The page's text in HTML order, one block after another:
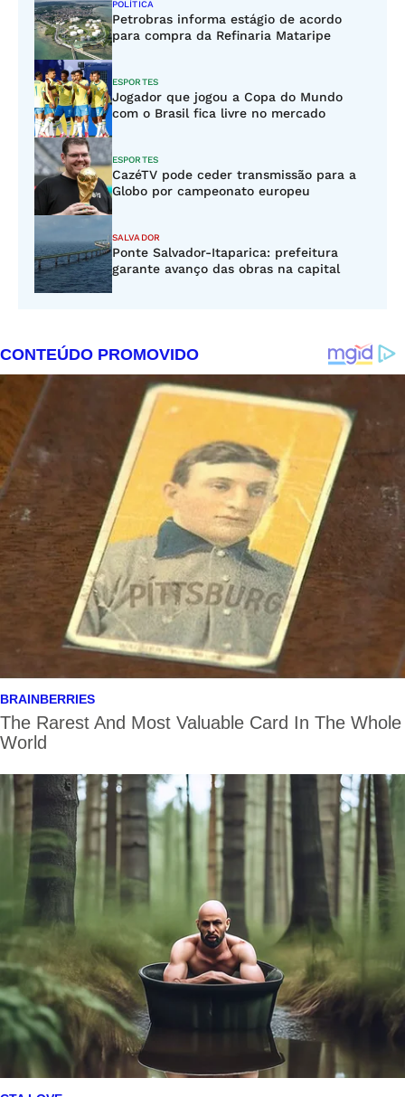
POLÍTICA
Petrobras informa estágio de acordo
para compra da Refinaria Mataripe
ESPORTES
Jogador que jogou a Copa do Mundo
com o Brasil fica livre no mercado
ESPORTES
CazéTV pode ceder transmissão para a
Globo por campeonato europeu
SALVADOR
Ponte Salvador-Itaparica: prefeitura
garante avanço das obras na capital